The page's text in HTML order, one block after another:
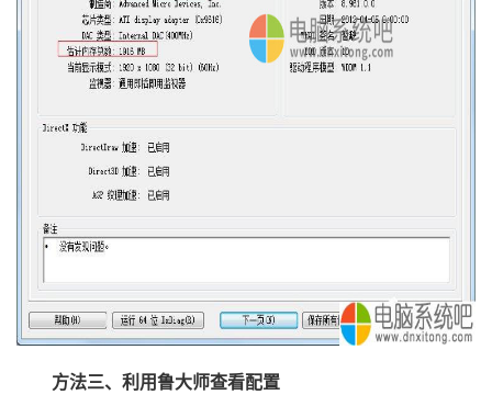
方法三、利用鲁大师查看配置